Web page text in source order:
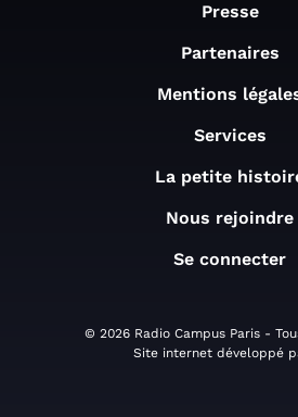
Presse
Partenaires
Mentions
Services
La petite
Nous rejoindre
Se connecter
© 2026 Radio Campus Paris -
Site internet développé